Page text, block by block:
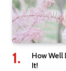
How Well
It!